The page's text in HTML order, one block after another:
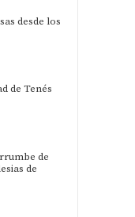
desde los
de Tenés
de
de